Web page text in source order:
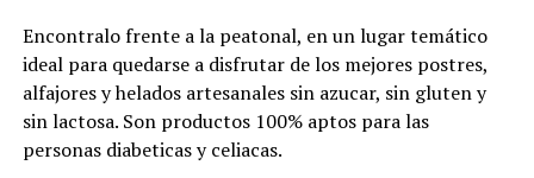
Encontralo frente a la peatonal, en un lugar temático
ideal para quedarse a disfrutar de los mejores postres,
alfajores y helados artesanales sin azucar, sin gluten y
sin lactosa. Son productos 100% aptos para las
personas diabeticas y celiacas.